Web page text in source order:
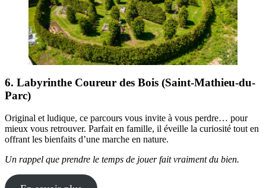
6. Labyrinthe Coureur des Bois (Saint-Mathieu-du-
Parc)
Original et ludique, ce parcours vous invite à vous perdre… pour
mieux vous retrouver. Parfait en famille, il éveille la curiosité tout en
offrant les bienfaits d’une marche en nature.
Un rappel que prendre le temps de jouer fait vraiment du bien.